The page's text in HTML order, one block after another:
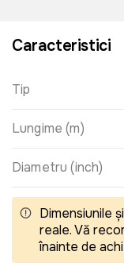
Caracteristici
Tip
Lungime (m)
Diametru (inch)
Dimensiunile
reale. Vă
înainte de